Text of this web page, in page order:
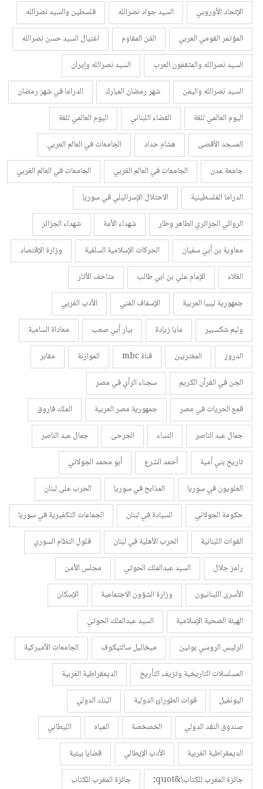
الإتحاد الأوروبي
السيد جواد نصرالله
فلسطين والسيد نصرالله
المؤتمر القومي العربي
الفن المقاوم
اغتيال السيد حسن نصرالله
السيد نصرالله والمثقفون العرب
السيد نصرالله وإيران
السيد نصرالله واليمن
شهر رمضان المبارك
الدراما في شهر رمضان
اليوم العالمي للغة
القضاء اللبناني
اليوم العالمي للغة
المسجد الأقصى
هشام حداد
الجامعات في العالم العربي
جامعة عدن
الجامعات في العالم الغربي
الجامعات في العالم الغربي
الدراما الفلسطينية
الاحتلال الإسرائيلي في سوريا
الروائي الجزائري الطاهر وطار
شهداء الأمة
شهداء الجزائر
معاوية بن أبي سفيان
الحركات الإسلامية السلفية
وزارة الإقتصاد
الغلاء
الإمام علي بن ابي طالب
متاحف الأثار
جمهورية ليبيا العربية
الإسفاف الفني
الأدب الغربي
وليم شكسبير
مايا زيادة بيار أبي صعب
معاداة السامية
الدروز
المغتربين قناة mbc الموازنة
مقابر
الجن في القرآن الكريم
سجناء الرأي في مصر
قمع الحريات في مصر
جمهورية مصر العربية
الملك فاروق
جمال عبد الناصر
النساء الجرحى
جمال عبد الناصر
تاريخ بني أمية
أحمد الشرع
أبو محمد الجولاني
العلويون في سوريا
المذابح في سوريا
الحرب على لبنان
حكومة الجولاني
السيادة في لبنان
الجماعات التكفيرية في سوريا
القوات اللبنانية
الحرب الأهلية في لبنان
فلول النظام السوري
رامز جلال
السيد عبدالملك الحوثي
مجلس الأمن
الأسرى اللبنانيون
وزارة الشؤون الاجتماعية
الإسكان
الهيئة الصحية الإسلامية
السيد عبدالملك الحوثي
الرئيس الروسي بوتين
ميخائيل سالتيكوف
الجامعات الأميركية
المسلسلات التاريخية وتزيف التأريخ
الديمقراطية الغربية
اليونفيل
قوات الطورائ الدولية
البنك الدولي
صندوق النقد الدولي
الخصخصة المياه
الليطاني
الديمقراطية الغربية
الأدب الإيطالي
قضايا بيئية
جائزة المغرب للكتاب\&quot;
جائزة المغرب للكتاب